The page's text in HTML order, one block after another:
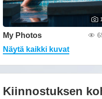
1
My Photos
Näytä kaikki kuvat
Kiinnostuksen